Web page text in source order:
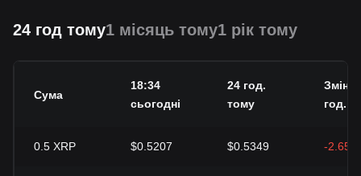
24 год тому1 місяць тому1 рік тому
Сума
18:34
сьогодні
24 год.
тому
Зміна
год.
0.5 XRP $0.5207 $0.5349 -2.65%